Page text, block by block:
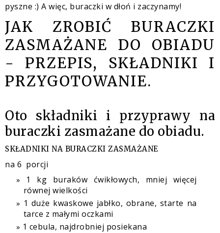
pyszne :) A więc, buraczki w dłoń i zaczynamy!
JAK ZROBIĆ BURACZKI
ZASMAŻANE DO OBIADU
- PRZEPIS, SKŁADNIKI I
PRZYGOTOWANIE.
Oto składniki i przyprawy na
buraczki zasmażane do obiadu.
SKŁADNIKI NA BURACZKI ZASMAŻANE
na 6 porcji
1 kg buraków ćwikłowych, mniej więcej
równej wielkości
1 duże kwaskowe jabłko, obrane, starte na
tarce z małymi oczkami
1 cebula, najdrobniej posiekana